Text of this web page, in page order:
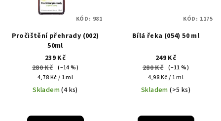
Pročištění přehrady (002)
50ml
239 Kč
280 Kč (–14 %)
Měrná
cena:
4,78 Kč / 1 ml
Skladem(4 ks)
KÓD: 981
Bílá řeka (054) 50 ml
249 Kč
280 Kč (–11 %)
Měrná
cena:
4,98 Kč / 1 ml
Skladem(>5 ks)
KÓD: 1175